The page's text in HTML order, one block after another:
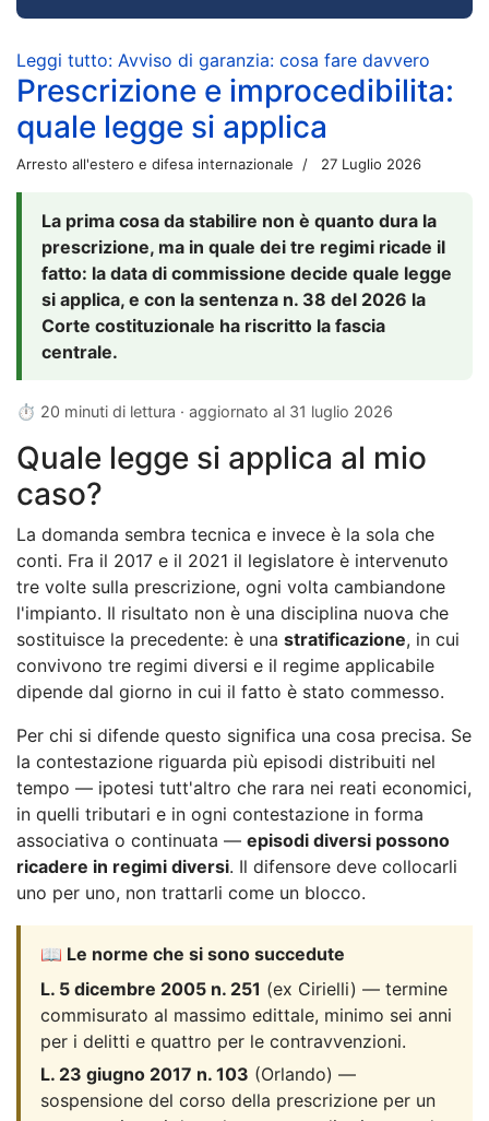
Leggi tutto: Avviso di garanzia: cosa fare davvero
Prescrizione e improcedibilita:
quale legge si applica
Arresto all'estero e difesa internazionale 27 Luglio 2026
La prima cosa da stabilire non è quanto dura la
prescrizione, ma in quale dei tre regimi ricade il
fatto: la data di commissione decide quale legge
si applica, e con la sentenza n. 38 del 2026 la
Corte costituzionale ha riscritto la fascia
centrale.
⏱ 20 minuti di lettura · aggiornato al 31 luglio 2026
Quale legge si applica al mio
caso?
La domanda sembra tecnica e invece è la sola che
conti. Fra il 2017 e il 2021 il legislatore è intervenuto
tre volte sulla prescrizione, ogni volta cambiandone
l'impianto. Il risultato non è una disciplina nuova che
sostituisce la precedente: è una stratificazione, in cui
convivono tre regimi diversi e il regime applicabile
dipende dal giorno in cui il fatto è stato commesso.
Per chi si difende questo significa una cosa precisa. Se
la contestazione riguarda più episodi distribuiti nel
tempo — ipotesi tutt'altro che rara nei reati economici,
in quelli tributari e in ogni contestazione in forma
associativa o continuata — episodi diversi possono
ricadere in regimi diversi. Il difensore deve collocarli
uno per uno, non trattarli come un blocco.
📖 Le norme che si sono succedute
L. 5 dicembre 2005 n. 251 (ex Cirielli) — termine
commisurato al massimo edittale, minimo sei anni
per i delitti e quattro per le contravvenzioni.
L. 23 giugno 2017 n. 103 (Orlando) —
sospensione del corso della prescrizione per un